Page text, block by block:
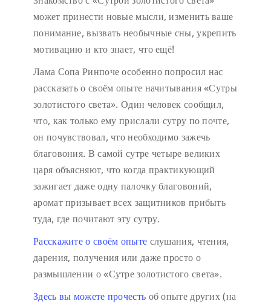
может принести новые мысли, изменить ваше
понимание, вызвать необычные сны, укрепить
мотивацию и кто знает, что ещё!
Лама Сопа Ринпоче особенно попросил нас
рассказать о своём опыте начитывания «Сутры
золотистого света». Один человек сообщил,
что, как только ему прислали сутру по почте,
он почувствовал, что необходимо зажечь
благовония. В самой сутре четыре великих
царя объясняют, что когда практикующий
зажигает даже одну палочку благовоний,
аромат призывает всех защитников прибыть
туда, где почитают эту сутру.
Расскажите о своём опыте слушания, чтения,
дарения, получения или даже просто о
размышлении о «Сутре золотистого света».
Здесь вы можете прочесть об опыте других (на